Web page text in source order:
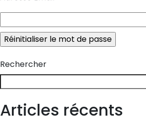
Rechercher
Articles récents